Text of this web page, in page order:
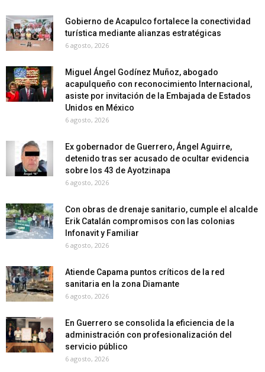
Gobierno de Acapulco fortalece la conectividad
turística mediante alianzas estratégicas
6 agosto, 2026
Miguel Ángel Godínez Muñoz, abogado
acapulqueño con reconocimiento Internacional,
asiste por invitación de la Embajada de Estados
Unidos en México
6 agosto, 2026
Ex gobernador de Guerrero, Ángel Aguirre,
detenido tras ser acusado de ocultar evidencia
sobre los 43 de Ayotzinapa
6 agosto, 2026
Con obras de drenaje sanitario, cumple el alcalde
Erik Catalán compromisos con las colonias
Infonavit y Familiar
6 agosto, 2026
Atiende Capama puntos críticos de la red
sanitaria en la zona Diamante
6 agosto, 2026
En Guerrero se consolida la eficiencia de la
administración con profesionalización del
servicio público
6 agosto, 2026